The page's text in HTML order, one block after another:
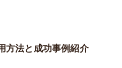
方法と成功事例紹介